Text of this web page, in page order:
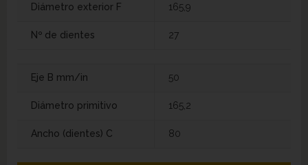
Diámetro exterior F 165,9
Nº de dientes 27
Eje B mm/in 50
Diámetro primitivo 165,2
Ancho (dientes) C 80